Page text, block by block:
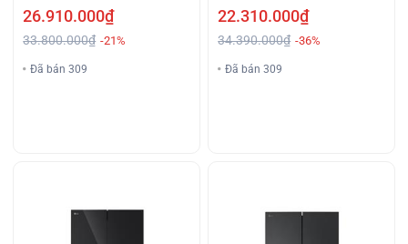
GMG
26.910.000₫
33.800.000₫ -21%
Đã bán 309
22.310.000₫
34.390.000₫ -36%
Đã bán 309